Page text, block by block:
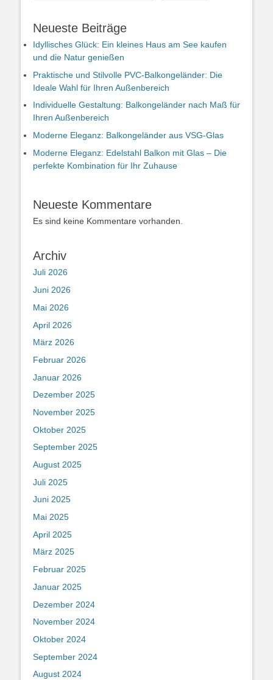
Neueste Beiträge
Idyllisches Glück: Ein kleines Haus am See kaufen
und die Natur genießen
Praktische und Stilvolle PVC-Balkongeländer: Die
Ideale Wahl für Ihren Außenbereich
Individuelle Gestaltung: Balkongeländer nach Maß für
Ihren Außenbereich
Moderne Eleganz: Balkongeländer aus VSG-Glas
Moderne Eleganz: Edelstahl Balkon mit Glas – Die
perfekte Kombination für Ihr Zuhause
Neueste Kommentare
Es sind keine Kommentare vorhanden.
Archiv
Juli 2026
Juni 2026
Mai 2026
April 2026
März 2026
Februar 2026
Januar 2026
Dezember 2025
November 2025
Oktober 2025
September 2025
August 2025
Juli 2025
Juni 2025
Mai 2025
April 2025
März 2025
Februar 2025
Januar 2025
Dezember 2024
November 2024
Oktober 2024
September 2024
August 2024